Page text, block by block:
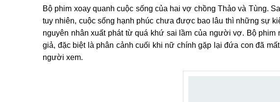
Bộ phim xoay quanh cuộc sống của hai vợ chồng Thảo và Tùng.
tuy nhiên, cuộc sống hạnh phúc chưa được bao lâu thì những sự
nguyên nhân xuất phát từ quá khứ sai lầm của người vợ. Bộ phim
giả, đặc biệt là phân cảnh cuối khi nữ chính gặp lại đứa con đã
người xem.